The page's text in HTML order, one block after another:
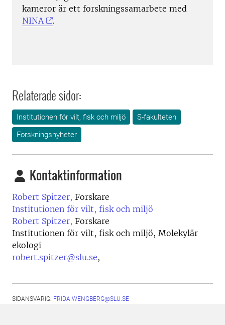
kameror är ett forskningssamarbete med
NINA
.
Relaterade sidor:
Institutionen för vilt, fisk och miljö
S-fakulteten
Forskningsnyheter
Kontaktinformation
Robert Spitzer, Forskare
Institutionen för vilt, fisk och miljö
Robert Spitzer, Forskare
Institutionen för vilt, fisk och miljö, Molekylär
ekologi
robert.spitzer@slu.se,
SIDANSVARIG: FRIDA.WENGBERG@SLU.SE